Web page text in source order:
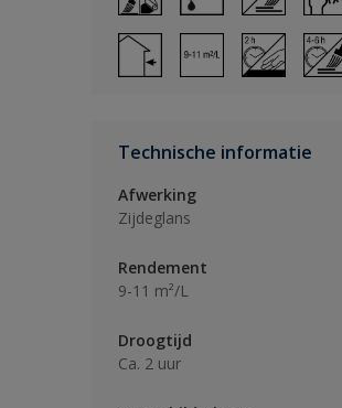
Technische informatie
Afwerking
Zijdeglans
Rendement
9-11 m²/L
Droogtijd
Ca. 2 uur